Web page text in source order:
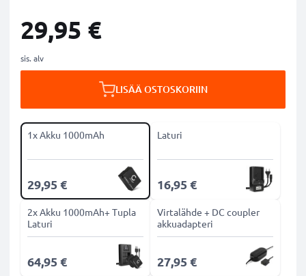
29,95 €
sis. alv
LISÄÄ OSTOSKORIIN
1x Akku 1000mAh
29,95 €
Laturi
16,95 €
2x Akku 1000mAh+ Tupla
Laturi
64,95 €
Virtalähde + DC coupler
akkuadapteri
27,95 €